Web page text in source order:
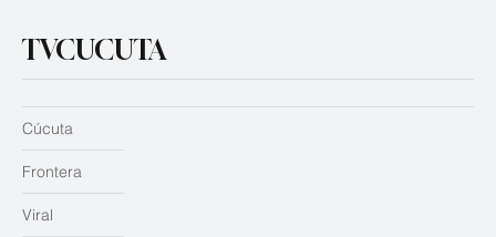
TVCUCUTA
Cúcuta
Frontera
Viral